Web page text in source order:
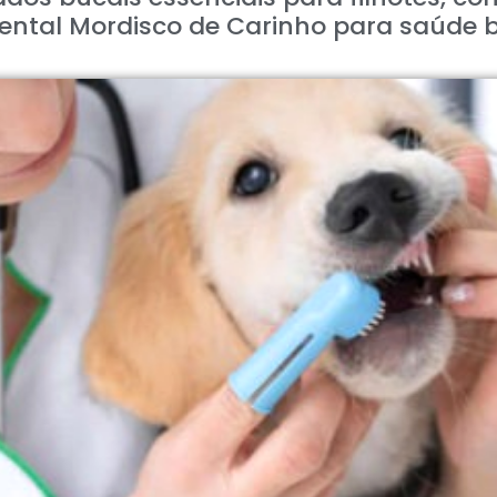
Mordisco de Carinho para saúde